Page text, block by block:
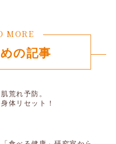
MORE
の記事
荒れ予防。
体リセット！